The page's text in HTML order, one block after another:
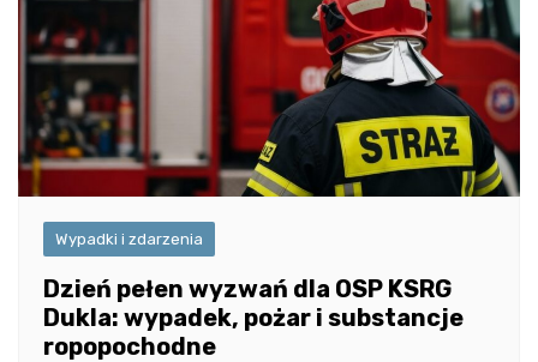
Wypadki i zdarzenia
Dzień pełen wyzwań dla OSP KSRG
Dukla: wypadek, pożar i substancje
ropopochodne